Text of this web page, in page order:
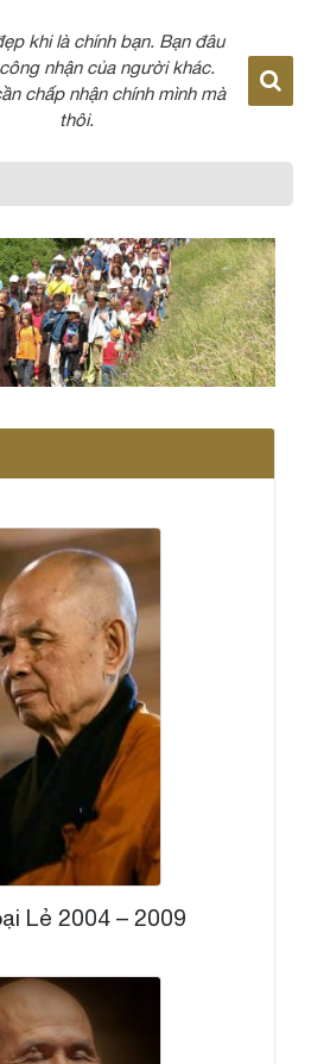
khi là chính bạn. Bạn đâu
nhận của người khác.
chấp nhận chính mình mà
thôi.
Lẻ 2004 – 2009